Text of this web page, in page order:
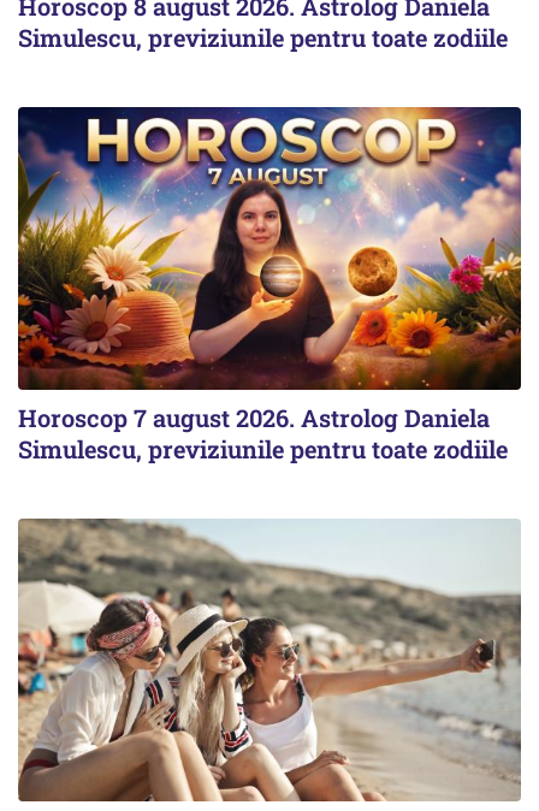
Simulescu, previziunile pentru toate zodiile
Horoscop 7 august 2026. Astrolog Daniela
Simulescu, previziunile pentru toate zodiile